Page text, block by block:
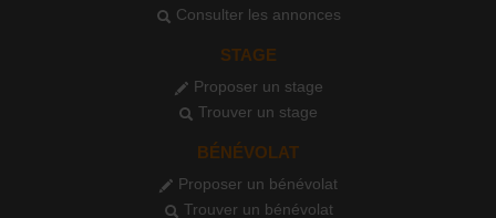
Consulter les annonces
STAGE
Proposer un stage
Trouver un stage
BÉNÉVOLAT
Proposer un bénévolat
Trouver un bénévolat